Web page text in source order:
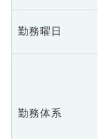
勤務曜日
勤務体系